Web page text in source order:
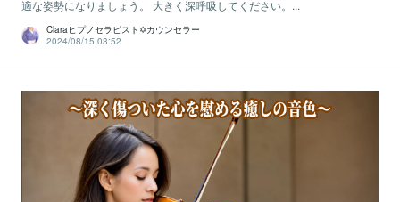
適な姿勢になりましょう。 大きく深呼吸してください。...
Claraヒプノセラピスト✡カウンセラー
2024/08/15 03:52